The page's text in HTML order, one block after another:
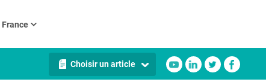
France
Choisir un article